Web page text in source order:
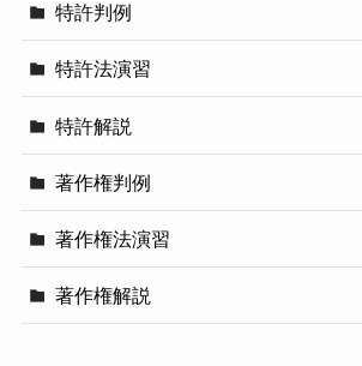
特許判例
特許法演習
特許解説
著作権判例
著作権法演習
著作権解説